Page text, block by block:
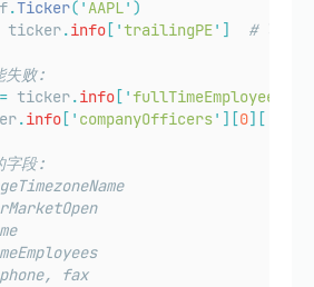
.Ticker( 'AAPL' )
.info[ 'trailingPE' ] # 可能
失败:
= ticker.info[ 'fullTimeEmployees
.info[ ' companyOfficers' ][0][
字段:
fax